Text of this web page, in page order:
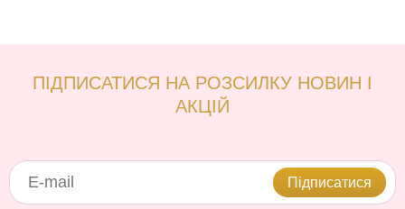
ПІДПИСАТИСЯ НА РОЗСИЛКУ НОВИН І
АКЦІЙ
Підписатися